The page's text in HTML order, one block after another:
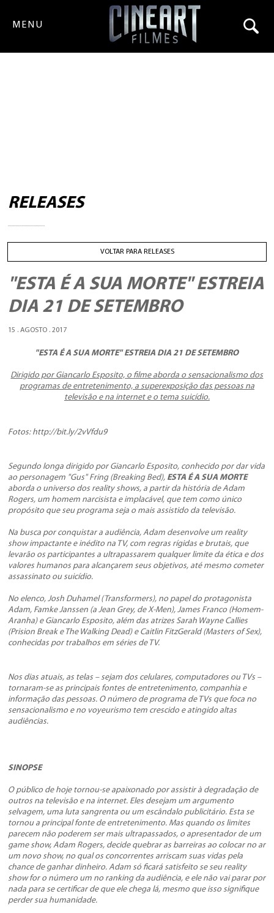
MENU
RELEASES
VOLTAR PARA RELEASES
"ESTA É A SUA MORTE" ESTREIA
DIA 21 DE SETEMBRO
15 . AGOSTO . 2017
"ESTA É A SUA MORTE" ESTREIA DIA 21 DE SETEMBRO
Dirigido por Giancarlo Esposito, o filme aborda o sensacionalismo dos
programas de entretenimento, a superexposição das pessoas na
televisão e na internet e o tema suicídio.
Fotos: http://bit.ly/2vVfdu9
Segundo longa dirigido por Giancarlo Esposito, conhecido por dar vida
ao personagem "Gus" Fring (Breaking Bed), ESTA É A SUA MORTE
aborda o universo dos reality shows, a partir da história de Adam
Rogers, um homem narcisista e implacável, que tem como único
propósito que seu programa seja o mais assistido da televisão.
Na busca por conquistar a audiência, Adam desenvolve um reality
show impactante e inédito na TV, com regras rígidas e brutais, que
levarão os participantes a ultrapassarem qualquer limite da ética e dos
valores humanos para alcançarem seus objetivos, até mesmo cometer
assassinato ou suicídio.
No elenco, Josh Duhamel (Transformers), no papel do protagonista
Adam, Famke Janssen (a Jean Grey, deX-Men), James Franco (Homem-
Aranha) e Giancarlo Esposito, além das atrizes Sarah Wayne Callies
(Prision Breake The Walking Dead) e Caitlin FitzGerald (Masters of Sex),
conhecidas por trabalhos em séries de TV.
Nos dias atuais, as telas – sejam dos celulares, computadores ou TVs –
tornaram-se as principais fontes de entretenimento, companhia e
informação das pessoas. O número de programa de TVs que foca no
sensacionalismo e no voyeurismo tem crescido e atingido altas
audiências.
SINOPSE
O público de hoje tornou-se apaixonado por assistir à degradação de
outros na televisão e na internet. Eles desejam um argumento
selvagem, uma luta sangrenta ou um escândalo publicitário. Esta se
tornou a principal fonte de entretenimento. Mas quando os limites
parecem não poderem ser mais ultrapassados, o apresentador de um
game show, Adam Rogers, decide quebrar as barreiras ao colocar no ar
um novo show, no qual os concorrentes arriscam suas vidas pela
chance de ganhar dinheiro. Adam só ficará satisfeito se seu reality
show for o número um no ranking da audiência, e ele não vai parar por
nada para se certificar de que ele chega lá, mesmo que isso signifique
perder sua humanidade.